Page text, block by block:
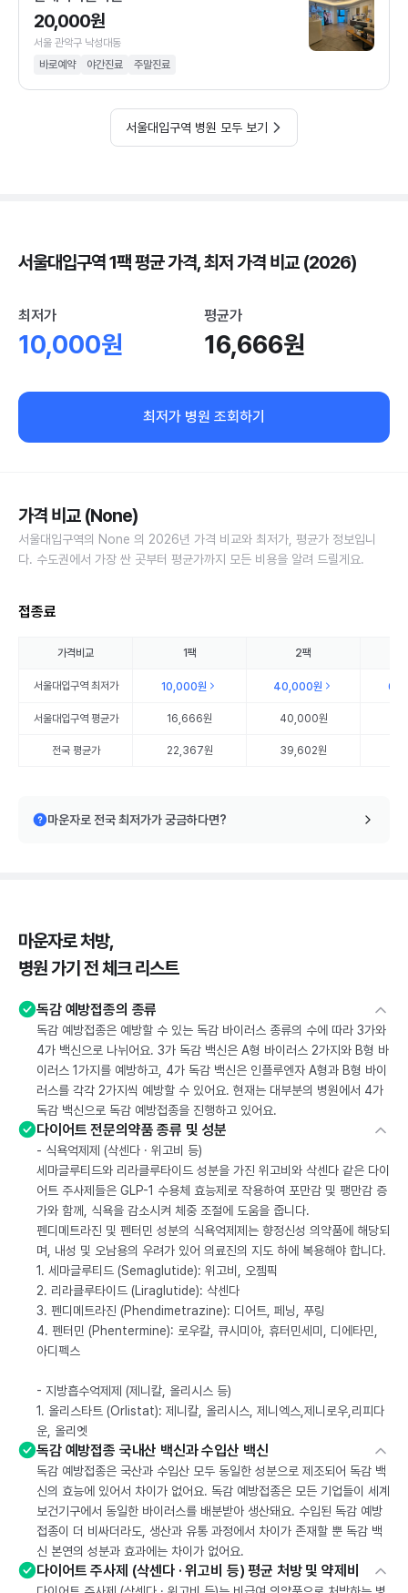
20,000원
서울 관악구 낙성대동
바로예약
야간진료 주말진료
서울대입구역 병원 모두 보기
서울대입구역 1팩 평균 가격, 최저 가격 비교 (2026)
최저가
10,000원
평균가
16,666원
최저가 병원 조회하기
가격 비교 (None)
서울대입구역의 None 의 2026년 가격 비교와 최저가, 평균가 정보입니
다. 수도권에서 가장 싼 곳부터 평균가까지 모든 비용을 알려 드릴게요.
접종료
가격비교 1팩 2팩
서울대입구역최저가 10,000원 40,000원
서울대입구역평균가 16,666원 40,000원
전국 평균가 22,367원 39,602원
마운자로 전국 최저가가 궁금하다면?
마운자로 처방,
병원 가기 전 체크 리스트
독감 예방접종의 종류
독감 예방접종은 예방할 수 있는 독감 바이러스 종류의 수에 따라 3가와
4가 백신으로 나뉘어요. 3가 독감 백신은 A형 바이러스 2가지와 B형 바
이러스 1가지를 예방하고, 4가 독감 백신은 인플루엔자 A형과 B형 바이
러스를 각각 2가지씩 예방할 수 있어요. 현재는 대부분의 병원에서 4가
독감 백신으로 독감 예방접종을 진행하고 있어요.
다이어트 전문의약품 종류 및 성분
- 식욕억제제 (삭센다 · 위고비 등)
세마글루티드와 리라클루타이드 성분을 가진 위고비와 삭센다 같은 다이
어트 주사제들은 GLP-1 수용체 효능제로 작용하여 포만감 및 팽만감 증
가와 함께, 식욕을 감소시켜 체중 조절에 도움을 줍니다.
펜디메트라진 및 펜터민 성분의 식욕억제제는 향정신성 의약품에 해당되
며, 내성 및 오남용의 우려가 있어 의료진의 지도 하에 복용해야 합니다.
1. 세마글루티드 (Semaglutide): 위고비, 오젬픽
2. 리라클루타이드 (Liraglutide): 삭센다
3. 펜디메트라진 (Phendimetrazine): 디어트, 페닝, 푸링
4. 펜터민 (Phentermine): 로우칼, 큐시미아, 휴터민세미, 디에타민,
아디펙스
- 지방흡수억제제 (제니칼, 올리시스 등)
1. 올리스타트 (Orlistat): 제니칼, 올리시스, 제니엑스,제니로우,리피다
운, 올리엣
독감 예방접종 국내산 백신과 수입산 백신
독감 예방접종은 국산과 수입산 모두 동일한 성분으로 제조되어 독감 백
신의 효능에 있어서 차이가 없어요. 독감 예방접종은 모든 기업들이 세계
보건기구에서 동일한 바이러스를 배분받아 생산돼요. 수입된 독감 예방
접종이 더 비싸더라도, 생산과 유통 과정에서 차이가 존재할 뿐 독감 백
신 본연의 성분과 효과에는 차이가 없어요.
다이어트 주사제 (삭센다 · 위고비 등) 평균 처방 및 약제비